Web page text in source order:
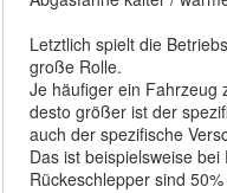
Letztlich spielt die
große Rolle.
Je häufiger ein Fahrzeug
desto größer ist der
auch der spezifische
Das ist beispielsweise
Rückeschlepper sind